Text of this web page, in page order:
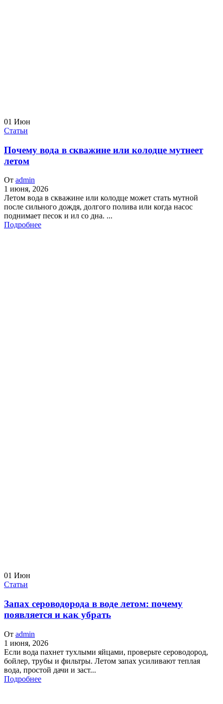
01 Июн
Статьи
Почему вода в скважине или колодце мутнеет
летом
От admin
1 июня, 2026
Летом вода в скважине или колодце может стать мутной
после сильного дождя, долгого полива или когда насос
поднимает песок и ил со дна. ...
Подробнее
01 Июн
Статьи
Запах сероводорода в воде летом: почему
появляется и как убрать
От admin
1 июня, 2026
Если вода пахнет тухлыми яйцами, проверьте сероводород,
бойлер, трубы и фильтры. Летом запах усиливают теплая
вода, простой дачи и заст...
Подробнее